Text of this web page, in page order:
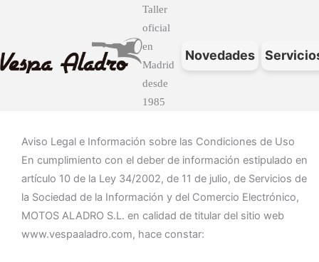
Taller
oficial
en
Madrid
desde
1985
Novedades
Aviso Legal e Información sobre las Condiciones de Uso
En cumplimiento con el deber de información estipulado en
artículo 10 de la Ley 34/2002, de 11 de julio, de Servicios de
la Sociedad de la Información y del Comercio Electrónico,
MOTOS ALADRO S.L. en calidad de titular del sitio web
www.vespaaladro.com, hace constar: